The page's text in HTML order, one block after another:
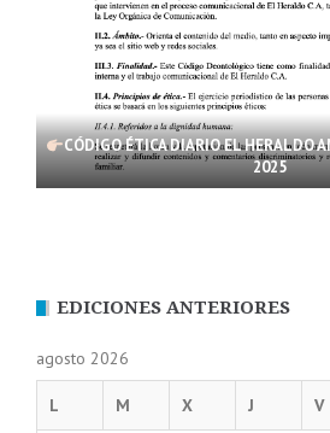
CÓDIGO ÉTICA DIARIO EL HERALDO
2025
EDICIONES ANTERIORES
agosto 2026
L M X J V